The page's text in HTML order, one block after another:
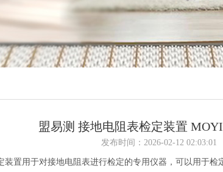
盟易测 接地电阻表检定装置
发布时间：2026-02-12 02:03:01
置用于对接地电阻表进行检定的专用仪器，可以用于检